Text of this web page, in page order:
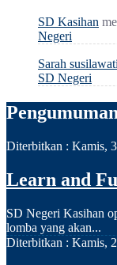
SD Kasihan
Negeri
Sarah
SD Negeri
Diterbitkan : Kamis,
Learn and
SD Negeri Kasihan
lomba yang akan...
Diterbitkan : Kamis,